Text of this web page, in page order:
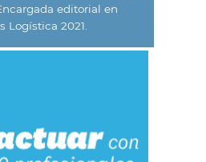
editorial en
Logística 2021.